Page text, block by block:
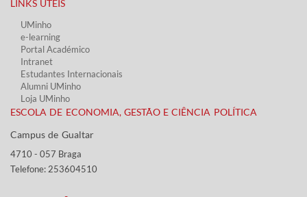
LINKS ÚTEIS​
UMinho
e-learning
Portal Académico
Intranet
Estudantes Inter​​nacionais
Alumni UMinho
Loja UMinho
ESCOLA DE ECONOMIA, GESTÃO E CIÊNCIA POLÍTICA
Campus de Gualtar ​​
4710 - ​057 Braga
Telefone: 253604510​​